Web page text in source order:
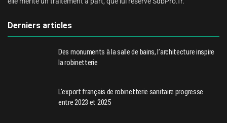
Derniers articles
Des monuments à la salle de bains, l’architecture inspire
la robinetterie
L’export français de robinetterie sanitaire progresse
entre 2023 et 2025